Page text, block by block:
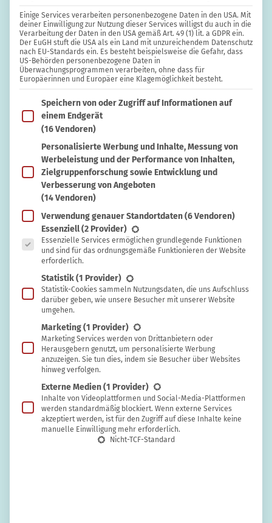
KREATIVITÄT Annette Frenzel
Nähprojekte für Fortgeschrittene – mit
diesen Tipps gelingen Lunchbags,
Stoffbinden und andere Werke
KREATIVITÄT
Schalmütze selber nähen aus altem
Kapuzenpullover
Einige Services verarbeiten personenbezogene Daten in den USA. Mit
deiner Einwilligung zur Nutzung dieser Services willigst du auch in die
Verarbeitung der Daten in den USA gemäß Art. 49 (1) lit. a GDPR ein.
Der EuGH stuft die USA als ein Land mit unzureichendem Datenschutz
nach EU-Standards ein. Es besteht beispielsweise die Gefahr, dass
US-Behörden personenbezogene Daten in
Überwachungsprogrammen verarbeiten, ohne dass für
Europäerinnen und Europäer eine Klagemöglichkeit besteht.
Im Folgenden findest du eine Liste der Zwecke des IAB
Speichern von oder Zugriff auf Informationen auf
einem Endgerät
(16 Vendoren)
Personalisierte Werbung und Inhalte, Messung von
Werbeleistung und der Performance von Inhalten,
Zielgruppenforschung sowie Entwicklung und
Verbesserung von Angeboten
(14 Vendoren)
Verwendung genauer Standortdaten(6 Vendoren)
Es folgt eine Liste der Service-Gruppen, für die eine
Essenziell(2 Provider)
Essenzielle Services ermöglichen grundlegende Funktionen
und sind für das ordnungsgemäße Funktionieren der Website
erforderlich.
Statistik(1 Provider)
Statistik-Cookies sammeln Nutzungsdaten, die uns Aufschluss
darüber geben, wie unsere Besucher mit unserer Website
umgehen.
Marketing(1 Provider)
Marketing Services werden von Drittanbietern oder
Herausgebern genutzt, um personalisierte Werbung
anzuzeigen. Sie tun dies, indem sie Besucher über Websites
hinweg verfolgen.
Externe Medien(1 Provider)
Inhalte von Videoplattformen und Social-Media-Plattformen
werden standardmäßig blockiert. Wenn externe Services
akzeptiert werden, ist für den Zugriff auf diese Inhalte keine
manuelle Einwilligung mehr erforderlich.
Nicht-TCF-Standard